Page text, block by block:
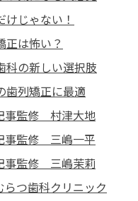
けじゃない！
正は怖い？
科の新しい選択肢
歯列矯正に最適
事監修 村津大地
事監修 三嶋一平
事監修 三嶋茉莉
らつ歯科クリニック